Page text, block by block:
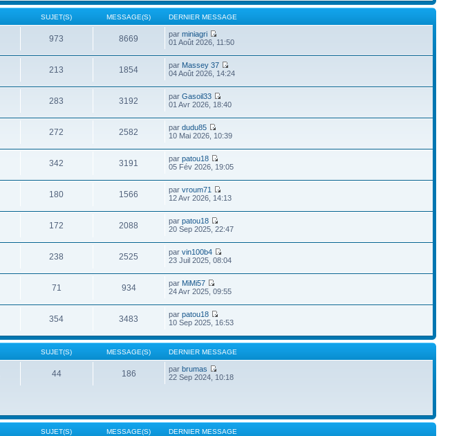
SUJET(S) MESSAGE(S) DERNIER MESSAGE
973 8669 parminiagri
01 Août 2026, 11:50
213 1854 par Massey 37
04 Août 2026, 14:24
283 3192 parGasoil33
01 Avr 2026, 18:40
272 2582 pardudu85
10 Mai 2026, 10:39
342 3191 parpatou18
05 Fév 2026, 19:05
180 1566 parvroum71
12 Avr 2026, 14:13
172 2088 parpatou18
20 Sep 2025, 22:47
238 2525 parvin100b4
23 Juil 2025, 08:04
71 934 par MiMi57
24 Avr 2025, 09:55
354 3483 parpatou18
10 Sep 2025, 16:53
SUJET(S) MESSAGE(S) DERNIER MESSAGE
44 186 parbrumas
22 Sep 2024, 10:18
SUJET(S) MESSAGE(S) DERNIER MESSAGE